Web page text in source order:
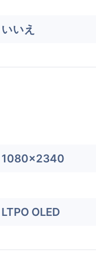
いいえ
1080x2340
LTPO OLED